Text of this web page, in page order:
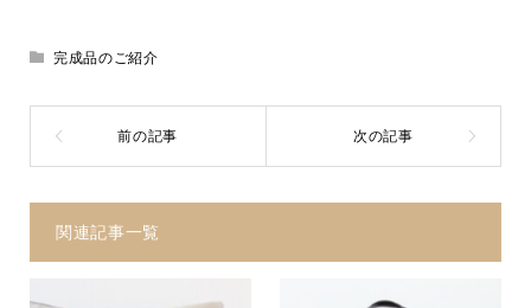
完成品のご紹介
関連記事一覧